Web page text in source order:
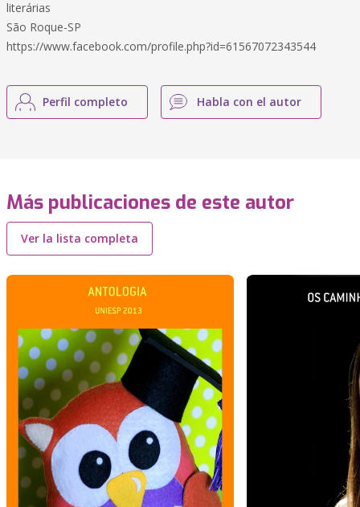
literárias
São Roque-SP
https://www.facebook.com/profile.php?id=61567072343544
Perfil completo Habla con el autor
Más publicaciones de este autor
Ver la lista completa